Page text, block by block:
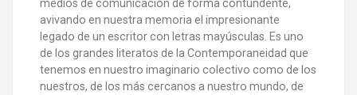
medios de comunicación de forma contundente,
avivando en nuestra memoria el impresionante
legado de un escritor con letras mayúsculas. Es uno
de los grandes literatos de la Contemporaneidad que
tenemos en nuestro imaginario colectivo como de los
nuestros, de los más cercanos a nuestro mundo, de